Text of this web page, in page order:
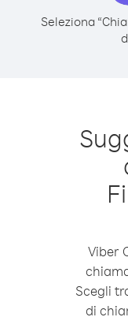
Seleziona
Viber
Scegli
di